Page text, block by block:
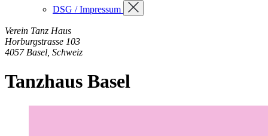
DSG / Impressum
Verein Tanz Haus
Horburgstrasse 103
4057 Basel, Schweiz
Tanzhaus Basel